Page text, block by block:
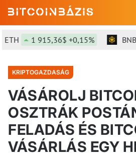
1 915,36$ +0,15% BNB
KRIPTOGAZDASÁG
VÁSÁROLJ
OSZTRÁK
FELADÁS ÉS
VÁSÁRLÁS EGY